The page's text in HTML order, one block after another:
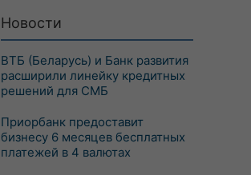
Новости
ВТБ (Беларусь) и Банк развития
расширили линейку кредитных
решений для СМБ
Приорбанк предоставит
бизнесу 6 месяцев бесплатных
платежей в 4 валютах